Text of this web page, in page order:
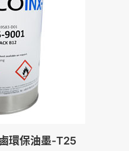
環保油墨-T25